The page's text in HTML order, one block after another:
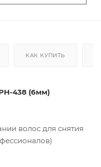
КАК КУПИТЬ
438 (6мм)
волос для снятия